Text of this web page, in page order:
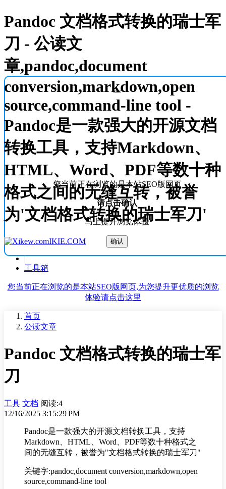
Pandoc 文档格式转换的瑞士军
刀 - 公读文
章,pandoc,document
conversion,markdown,open
source,command-line tool -
Pandoc是一款强大的开源文档
转换工具，支持Markdown、
HTML、Word、PDF等数十种
格式之间的无缝互转，被誉
为'文档格式转换的瑞士军刀'
您当前正在浏览的是本站SEO版网页
请点击确认
马上提升浏览体验
确认
IKIE.COM
|
工具箱
您当前正在浏览的是本站SEO版网页,为您提升更优质的浏览
体验请点击这里
首页
公读文章
Pandoc 文档格式转换的瑞士军
刀
工具 文档 阅读:4
12/16/2025 3:15:29 PM
Pandoc是一款强大的开源文档转换工具，支持
Markdown、HTML、Word、PDF等数十种格式之
间的无缝互转，被誉为"文档格式转换的瑞士军刀"
关键字:pandoc,document conversion,markdown,open
source,command-line tool